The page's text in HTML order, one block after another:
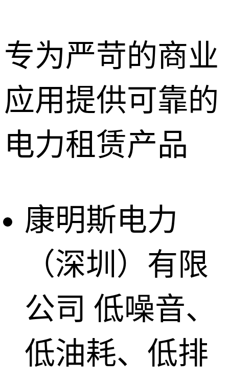
专为严苛的商业
应用提供可靠的
电力租赁产品
康明斯电力
（深圳）有限
公司 低噪音、
低油耗、低排
深圳租赁服
惠州租赁服
务
东莞租赁服